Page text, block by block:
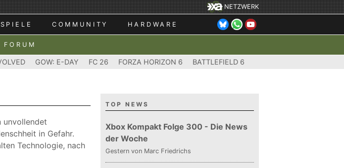
NETZWERK
SPIELE COMMUNITY HARDWARE
FORUM
GOW: E-DAY FC 26 FORZA HORIZON 6 BATTLEFIELD 6
unvollendet
in Gefahr.
Technologie, nach
TOP NEWS
Xbox Kompakt Folge 300 - Die News
der Woche
Gestern von Marc Friedrichs